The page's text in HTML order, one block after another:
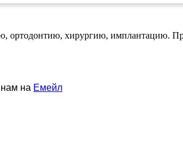
ортодонтию, хирургию, имплантацию.
на Емейл